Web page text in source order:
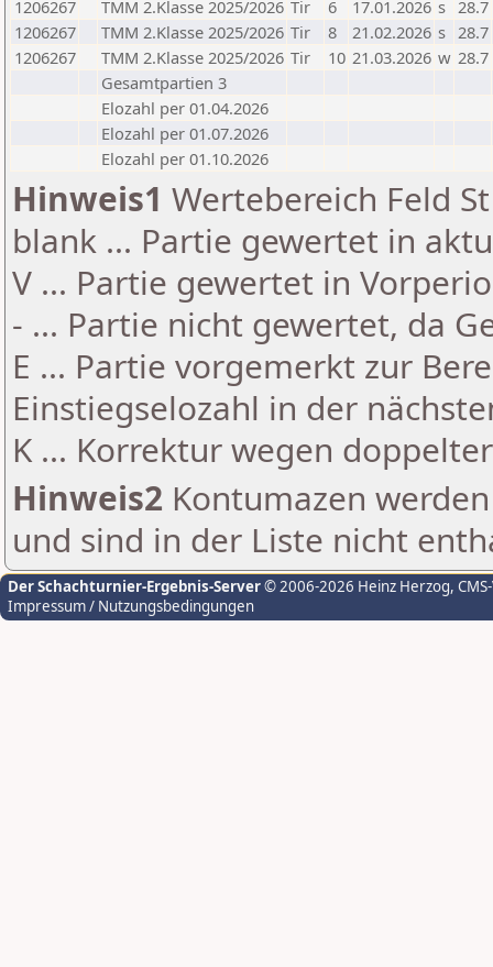
1206267
TMM 2.Klasse 2025/2026 Tir 6 17.01.2026 s 28.7
1206267
TMM 2.Klasse 2025/2026 Tir 8 21.02.2026 s 28.7
1206267
TMM 2.Klasse 2025/2026 Tir 10 21.03.2026 w 28.7
Gesamtpartien 3
Elozahl per 01.04.2026
Elozahl per 01.07.2026
Elozahl per 01.10.2026
Hinweis1 Wertebereich Feld
blank ... Partie gewertet in
V ... Partie gewertet in
- ... Partie nicht gewertet, da
E ... Partie vorgemerkt zur
Einstiegselozahl in der
K ... Korrektur wegen
Hinweis2 Kontumazen
und sind in der Liste nicht
Der Schachturnier-Ergebnis-Server© 2006-2026 Heinz Herzog,
Impressum / Nutzungsbedingungen